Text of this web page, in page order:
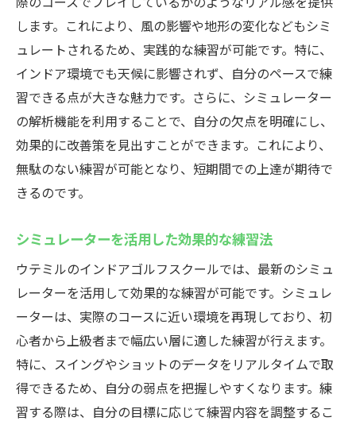
します。これにより、風の影響や地形の変化などもシミ
ュレートされるため、実践的な練習が可能です。特に、
インドア環境でも天候に影響されず、自分のペースで練
習できる点が大きな魅力です。さらに、シミュレーター
の解析機能を利用することで、自分の欠点を明確にし、
効果的に改善策を見出すことができます。これにより、
無駄のない練習が可能となり、短期間での上達が期待で
きるのです。
シミュレーターを活用した効果的な練習法
ウテミルのインドアゴルフスクールでは、最新のシミュ
レーターを活用して効果的な練習が可能です。シミュレ
ーターは、実際のコースに近い環境を再現しており、初
心者から上級者まで幅広い層に適した練習が行えます。
特に、スイングやショットのデータをリアルタイムで取
得できるため、自分の弱点を把握しやすくなります。練
習する際は、自分の目標に応じて練習内容を調整するこ